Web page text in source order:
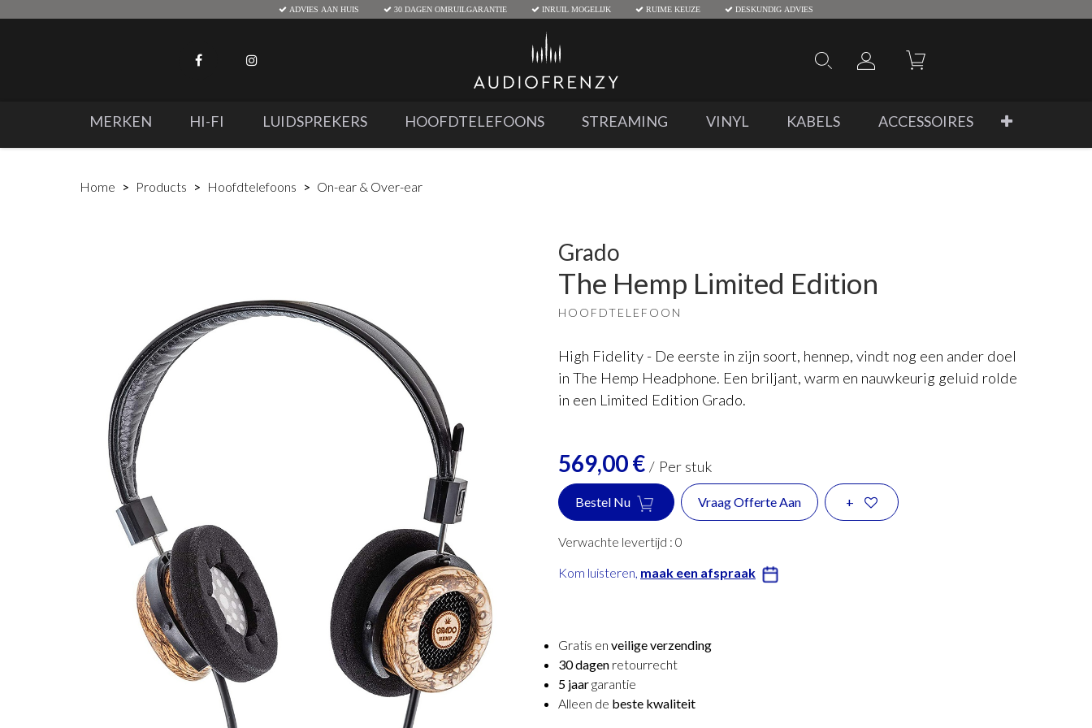
ADVIES AAN HUIS 30 DAGEN OMRUILGARANTIE INRUIL MOGELIJK RUIME KEUZE DESKUNDIG ADVIES
MERKEN HI-FI LUIDSPREKERS HOOFDTELEFOONS STREAMING VINYL KABELS ACCESSOIRES
Home Products Hoofdtelefoons On-ear & Over-ear
Grado
The Hemp Limited Edition
HOOFDTELEFOON
High Fidelity - De eerste in zijn soort, hennep, vindt nog een ander doel
in The Hemp Headphone. Een briljant, warm en nauwkeurig geluid rolde
in een Limited Edition Grado.
569,00€ / Per stuk
Bestel Nu Vraag Offerte Aan +
Verwachte levertijd : 0
Kom luisteren, maak een afspraak
Gratis en veilige verzending
30 dagen retourrecht
5 jaargarantie
Alleen de beste kwaliteit